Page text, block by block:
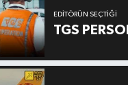
EDITÖRÜN SEÇTIĞI
TGS